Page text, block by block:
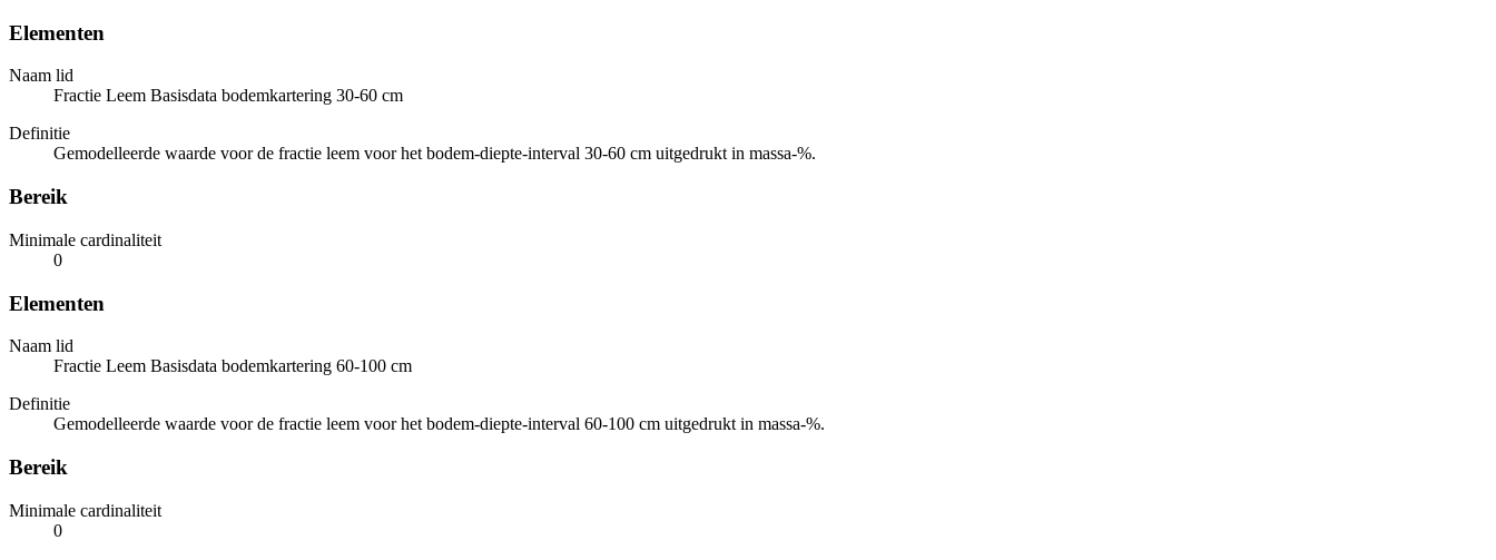
Elementen
Naam lid
Fractie Leem Basisdata bodemkartering 30-60 cm
Definitie
Gemodelleerde waarde voor de fractie leem voor het bodem-diepte-interval 30-60 cm uitgedrukt in massa-%.
Bereik
Minimale cardinaliteit
0
Elementen
Naam lid
Fractie Leem Basisdata bodemkartering 60-100 cm
Definitie
Gemodelleerde waarde voor de fractie leem voor het bodem-diepte-interval 60-100 cm uitgedrukt in massa-%.
Bereik
Minimale cardinaliteit
0